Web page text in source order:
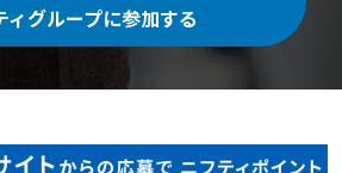
ィグループに参加する